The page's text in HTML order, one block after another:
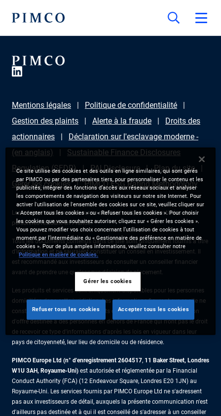
Mentions légales
Politique de confidentialité
Gestion des plaints
Alerte à la fraude
Droits des
actionnaires
Déclaration sur l'esclavage moderne -
(en anglais)
Sustainable Finance Disclosures
Regulation (SFDR)
PAI Disclosure
Plan du site
Gérer les cookies
PIMCO ESG Rating Methodology
Les informations fournies sur ce site sont uniquement destinées aux
personnes résidant en France.
Tous les documents contenus dans ce site sont uniquement fournis à titre
d’information et ne sauraient constituer un conseil en investissement. Il
est recommandé aux investisseurs de consulter un conseiller financier
avant de prendre une quelconque décision de placement.
Les produits et services sont uniquement disponibles pour les personnes
domiciliées dans cette juridiction. Les informations figurant sur ce site ne
constituent pas une offre de produits ou de services ni une sollicitation
d'offre destinée à des personnes en dehors de France qui n'ont pas le droit
de recevoir ce type d'informations d'après les lois en vigueur dans leur
pays de citoyenneté, leur lieu de domicile ou de résidence.
PIMCO Europe Ltd (n° d'enregistrement 2604517, 11 Baker Street, Londres
W1U 3AH, Royaume-Uni) est autorisée et réglementée par la Financial
Conduct Authority (FCA) (12 Endeavour Square, Londres E20 1JN) au
Royaume-Uni. Les services fournis par PIMCO Europe Ltd ne s'adressent
pas aux investisseurs de détail, auxquels la présente communication n'est
d'ailleurs pas destinée et à qui il est conseillé de s'adresser à un conseiller
Ce site utilise des cookies et des outils en ligne similaires, qui sont gérés
par PIMCO ou par des partenaires tiers, pour personnaliser le contenu et les
publicités, intégrer des fonctions d’accès aux réseaux sociaux et analyser
les comportements de navigation des visiteurs sur notre site Internet. Pour
activer l'utilisation de l'ensemble des cookies sur ce site, veuillez cliquer sur
« Accepter tous les cookies » ou « Refuser tous les cookies ». Pour choisir
les cookies que vous souhaitez autoriser, cliquez sur « Gérer les cookies ».
Vous pouvez modifier vos choix concernant l’utilisation de cookies à tout
moment par l’intermédiaire du « Gestionnaire des préférence en matière de
cookies ». Pour de plus amples informations, veuillez consulter notre
Politique en matière de cookies.
Gérer les cookies
Refuser tous les cookies Accepter tous les cookies